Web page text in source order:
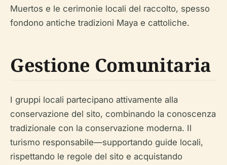
Muertos e le cerimonie locali del raccolto, spesso
fondono antiche tradizioni Maya e cattoliche.
Gestione Comunitaria
I gruppi locali partecipano attivamente alla
conservazione del sito, combinando la conoscenza
tradizionale con la conservazione moderna. Il
turismo responsabile—supportando guide locali,
rispettando le regole del sito e acquistando